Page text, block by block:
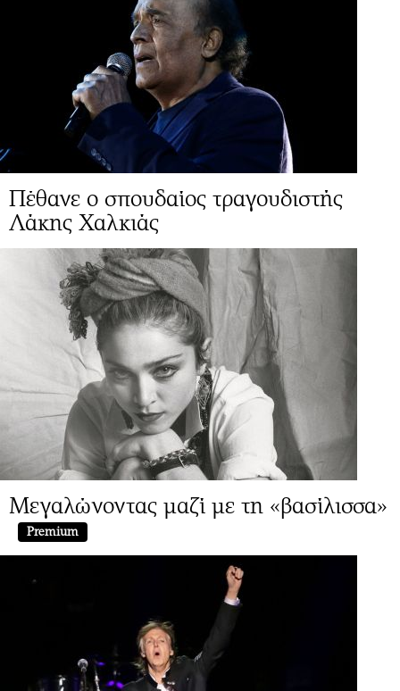
Πέθανε ο σπουδαίος τραγουδιστής
Λάκης Χαλκιάς
Μεγαλώνοντας μαζί με τη «βασίλισσα»
Premium